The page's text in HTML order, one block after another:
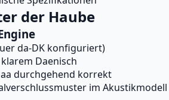
der Haube
da-DK konfiguriert)
Daenisch
aa durchgehend korrekt
im Akustikmodell